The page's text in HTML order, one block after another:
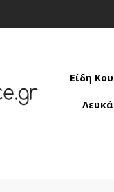
Είδη
Λευκά